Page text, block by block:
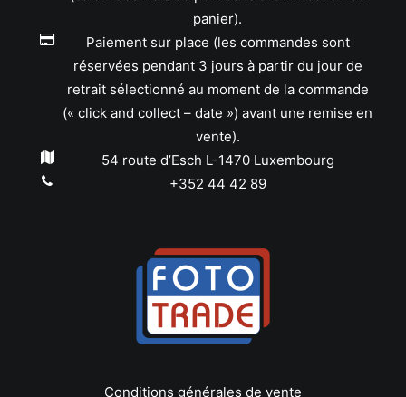
panier).
Paiement sur place (les commandes sont
réservées pendant 3 jours à partir du jour de
retrait sélectionné au moment de la commande
(« click and collect – date ») avant une remise en
vente).
54 route d’Esch L-1470 Luxembourg
+352 44 42 89
Conditions générales de vente